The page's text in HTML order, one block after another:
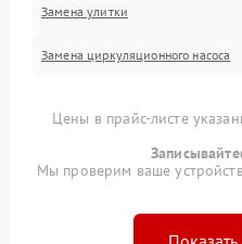
Замена улитки
Замена циркуляционного насоса
Цены в прайс-листе
Мы проверим ваше